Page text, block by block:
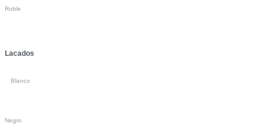
Roble
Lacados
Blanco
Negro